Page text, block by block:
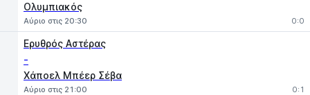
Ολυμπιακός
Αύριο στις 20:30 0:0
Ερυθρός Αστέρας
-
Χάποελ Μπέερ Σέβα
Αύριο στις 21:00 0:1